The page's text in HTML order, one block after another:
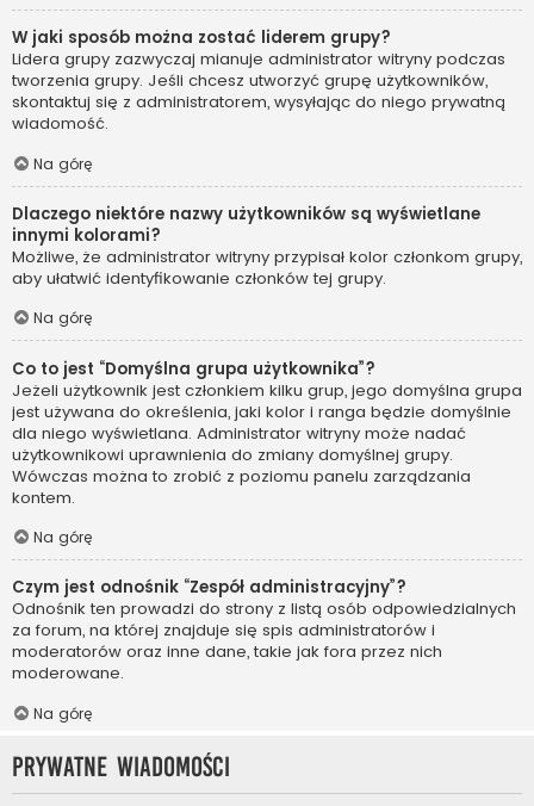
W jaki sposób można zostać liderem grupy?
Lidera grupy zazwyczaj mianuje administrator witryny podczas
tworzenia grupy. Jeśli chcesz utworzyć grupę użytkowników,
skontaktuj się z administratorem, wysyłając do niego prywatną
wiadomość.
Na górę
Dlaczego niektóre nazwy użytkowników są wyświetlane
innymi kolorami?
Możliwe, że administrator witryny przypisał kolor członkom grupy,
aby ułatwić identyfikowanie członków tej grupy.
Na górę
Co to jest “Domyślna grupa użytkownika”?
Jeżeli użytkownik jest członkiem kilku grup, jego domyślna grupa
jest używana do określenia, jaki kolor i ranga będzie domyślnie
dla niego wyświetlana. Administrator witryny może nadać
użytkownikowi uprawnienia do zmiany domyślnej grupy.
Wówczas można to zrobić z poziomu panelu zarządzania
kontem.
Na górę
Czym jest odnośnik “Zespół administracyjny”?
Odnośnik ten prowadzi do strony z listą osób odpowiedzialnych
za forum, na której znajduje się spis administratorów i
moderatorów oraz inne dane, takie jak fora przez nich
moderowane.
Na górę
Prywatne wiadomości